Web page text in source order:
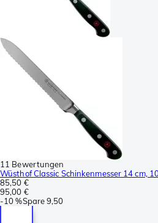
11 Bewertungen
Wüsthof Classic Schinkenmesser 14 cm,
85,50 €
95,00 €
-10 %Spare9,50